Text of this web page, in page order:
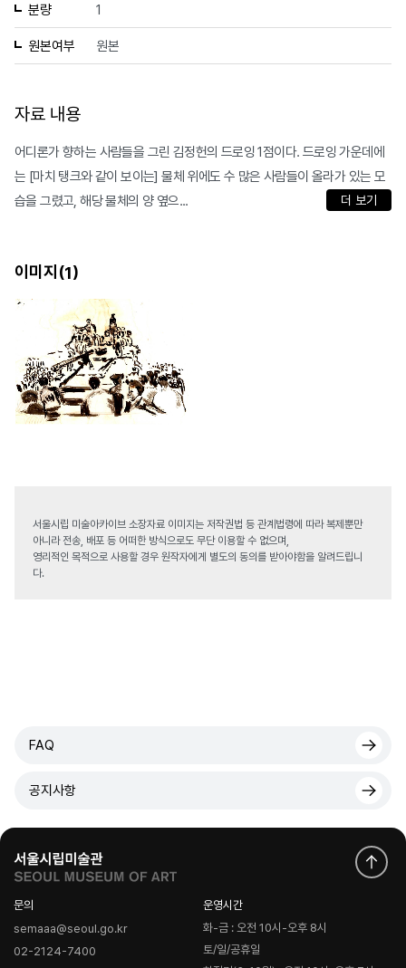
분량 1
원본여부 원본
자료 내용
어디론가 향하는 사람들을 그린 김정헌의 드로잉 1점이다. 드로잉 가운데에
는 [마치 탱크와 같이 보이는] 물체 위에도 수 많은 사람들이 올라가 있는 모
습을 그렸고, 해당 물체의 양 옆으...
더 보기
이미지(1)
서울시립 미술아카이브 소장자료 이미지는 저작권법 등 관계법령에 따라 복제뿐만
아니라 전송, 배포 등 어떠한 방식으로도 무단 이용할 수 없으며,
영리적인 목적으로 사용할 경우 원작자에게 별도의 동의를 받아야함을 알려드립니
다.
FAQ
공지사항
문의
semaaa@seoul.go.kr
02-2124-7400
운영시간
화-금 : 오전 10시-오후 8시
토/일/공휴일